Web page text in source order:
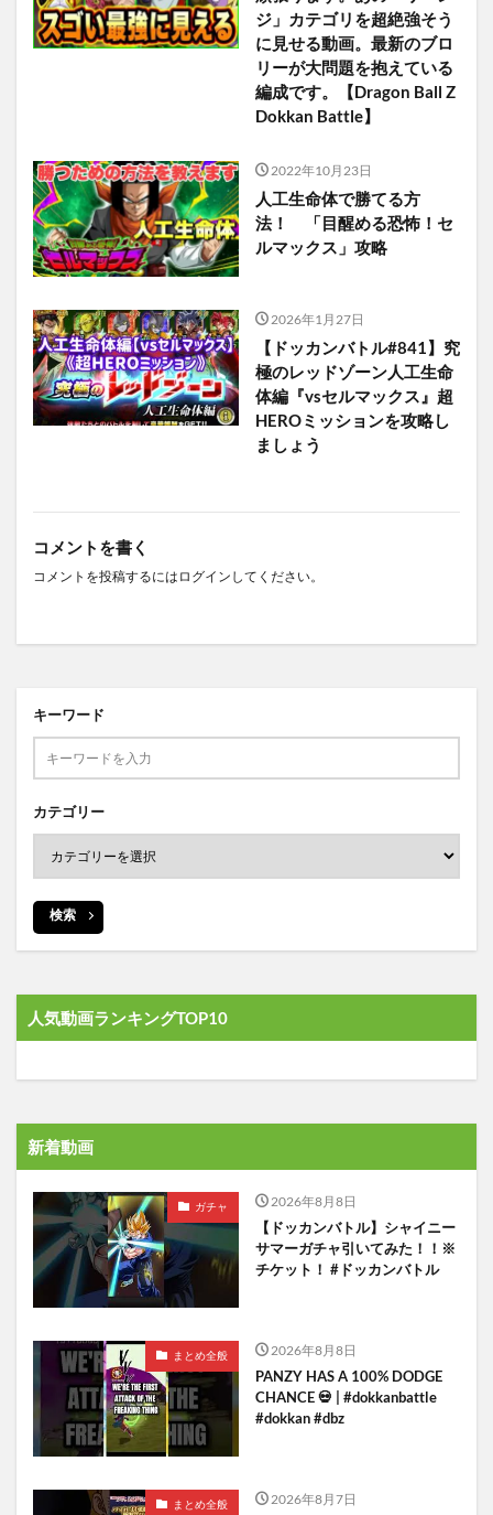
ジ」カテゴリを超絶強そう
に見せる動画。最新のブロ
リーが大問題を抱えている
編成です。【Dragon Ball Z
Dokkan Battle】
2022年10月23日
人工生命体で勝てる方
法！ 「目醒める恐怖！セ
ルマックス」攻略
2026年1月27日
【ドッカンバトル#841】究
極のレッドゾーン人工生命
体編『vsセルマックス』超
HEROミッションを攻略し
ましょう
コメントを書く
コメントを投稿するには ログイン してください。
キーワード
カテゴリー
検索
人気動画ランキングTOP10
新着動画
ガチャ 2026年8月8日
【ドッカンバトル】シャイニー
サマーガチャ引いてみた！！※
チケット！ #ドッカンバトル
まとめ全般 2026年8月8日
PANZY HAS A 100% DODGE
CHANCE 💀 | #dokkanbattle
#dokkan #dbz
まとめ全般 2026年8月7日